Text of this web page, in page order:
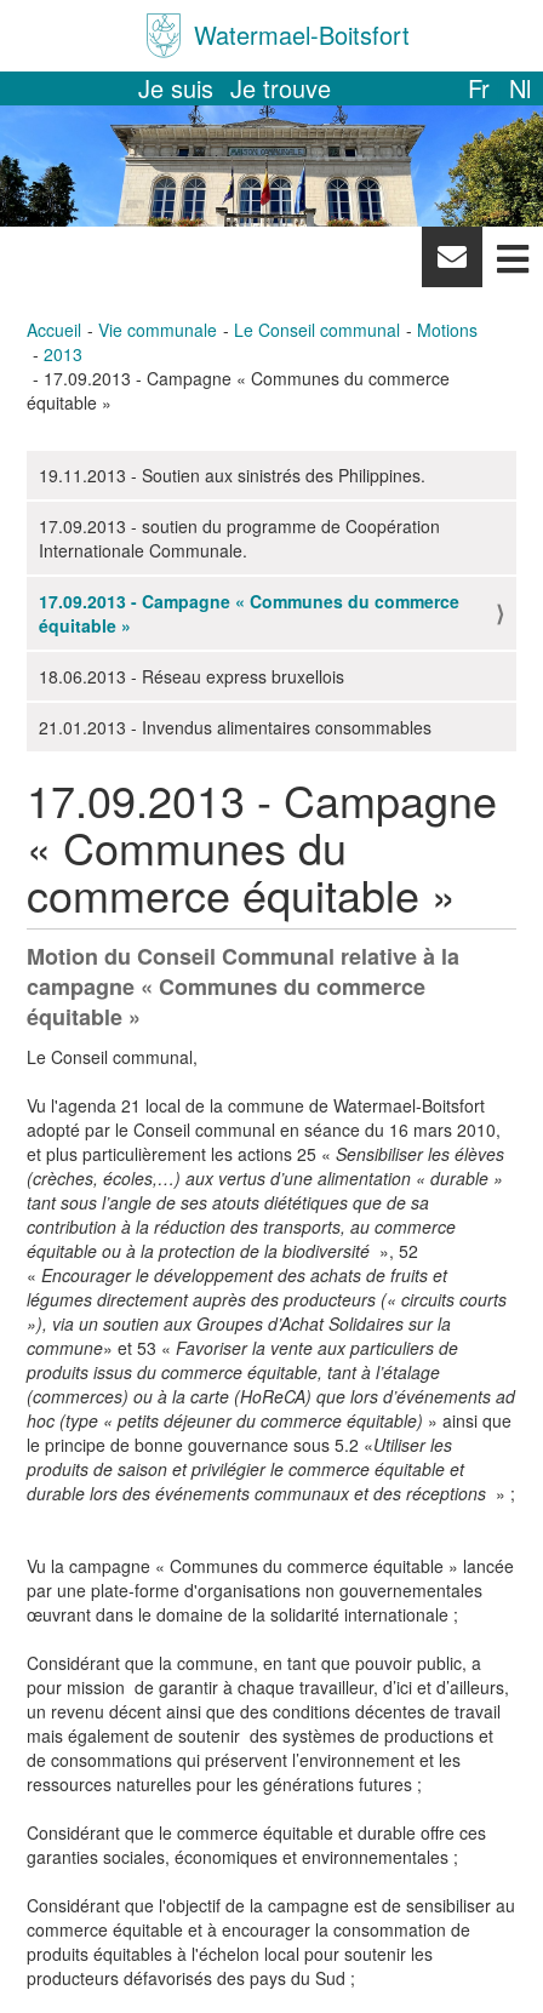
Watermael-Boitsfort
Je suis Je trouve Fr Nl
News
letter
Accueil Vie communale Le Conseil communal
Motions
2013
17.09.2013 - Campagne « Communes du commerce
équitable »
N
v
g
a
i
o
19.11.2013 - Soutien aux sinistrés des Philippines.
17.09.2013 - soutien du programme de Coopération
Internationale Communale.
17.09.2013 - Campagne « Communes du commerce
équitable »
18.06.2013 - Réseau express bruxellois
21.01.2013 - Invendus alimentaires consommables
17.09.2013 - Campagne
« Communes du
commerce équitable »
Motion du Conseil Communal relative à la
campagne « Communes du commerce
équitable »
Le Conseil communal,
Vu l'agenda 21 local de la commune de Watermael-Boitsfort
adopté par le Conseil communal en séance du 16 mars 2010,
et plus particulièrement les actions 25 «Sensibiliser les élèves
(crèches, écoles,…) aux vertus d’une alimentation « durable »
tant sous l’angle de ses atouts diététiques que de sa
contribution à la réduction des transports, au commerce
équitable ou à la protection de la biodiversité », 52
«Encourager le développement des achats de fruits et
légumes directement auprès des producteurs (« circuits courts
»), via un soutien aux Groupes d’Achat Solidaires sur la
commune» et 53 « Favoriser la vente aux particuliers de
produits issus du commerce équitable, tant à l’étalage
(commerces) ou à la carte (HoReCA) que lors d’événements ad
hoc (type « petits déjeuner du commerce équitable) » ainsi que
le principe de bonne gouvernance sous 5.2 «Utiliser les
produits de saison et privilégier le commerce équitable et
durable lors des événements communaux et des réceptions » ;
Vu la campagne « Communes du commerce équitable » lancée
par une plate-forme d'organisations non gouvernementales
œuvrant dans le domaine de la solidarité internationale ;
Considérant que la commune, en tant que pouvoir public, a
pour mission de garantir à chaque travailleur, d’ici et d’ailleurs,
un revenu décent ainsi que des conditions décentes de travail
mais également de soutenir des systèmes de productions et
de consommations qui préservent l’environnement et les
ressources naturelles pour les générations futures ;
Considérant que le commerce équitable et durable offre ces
garanties sociales, économiques et environnementales ;
Considérant que l'objectif de la campagne est de sensibiliser au
commerce équitable et à encourager la consommation de
produits équitables à l'échelon local pour soutenir les
producteurs défavorisés des pays du Sud ;